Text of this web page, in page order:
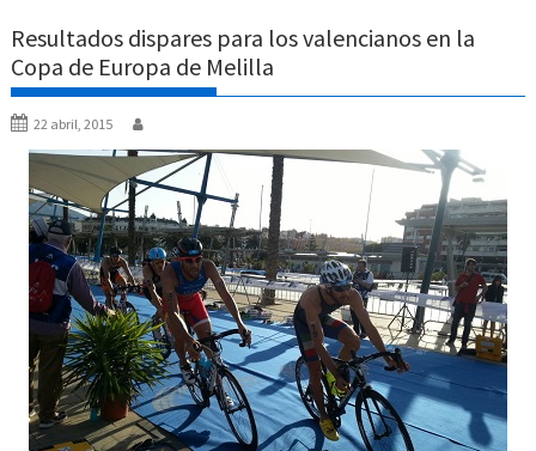
Resultados dispares para los valencianos en la
Copa de Europa de Melilla
22 abril, 2015